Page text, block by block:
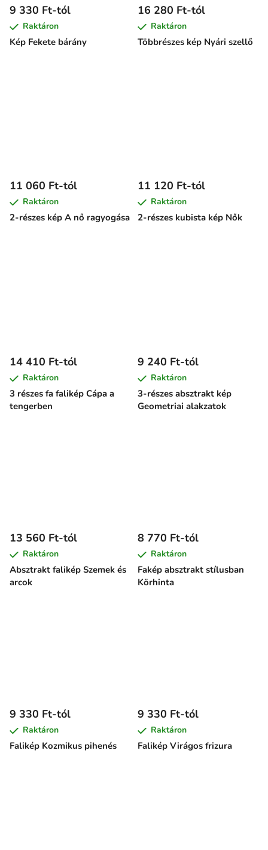
Kép Fekete bárány
9 330 Ft-tól
Raktáron
Többrészes kép Nyári szellő
16 280 Ft-tól
Raktáron
2-részes kép A nő ragyogása
11 060 Ft-tól
Raktáron
2-részes kubista kép Nők
11 120 Ft-tól
Raktáron
3 részes fa falikép Cápa a
tengerben
14 410 Ft-tól
Raktáron
3-részes absztrakt kép
Geometriai alakzatok
9 240 Ft-tól
Raktáron
Absztrakt falikép Szemek és
arcok
13 560 Ft-tól
Raktáron
Fakép absztrakt stílusban
Körhinta
8 770 Ft-tól
Raktáron
Falikép Kozmikus pihenés
9 330 Ft-tól
Raktáron
Falikép Virágos frizura
9 330 Ft-tól
Raktáron